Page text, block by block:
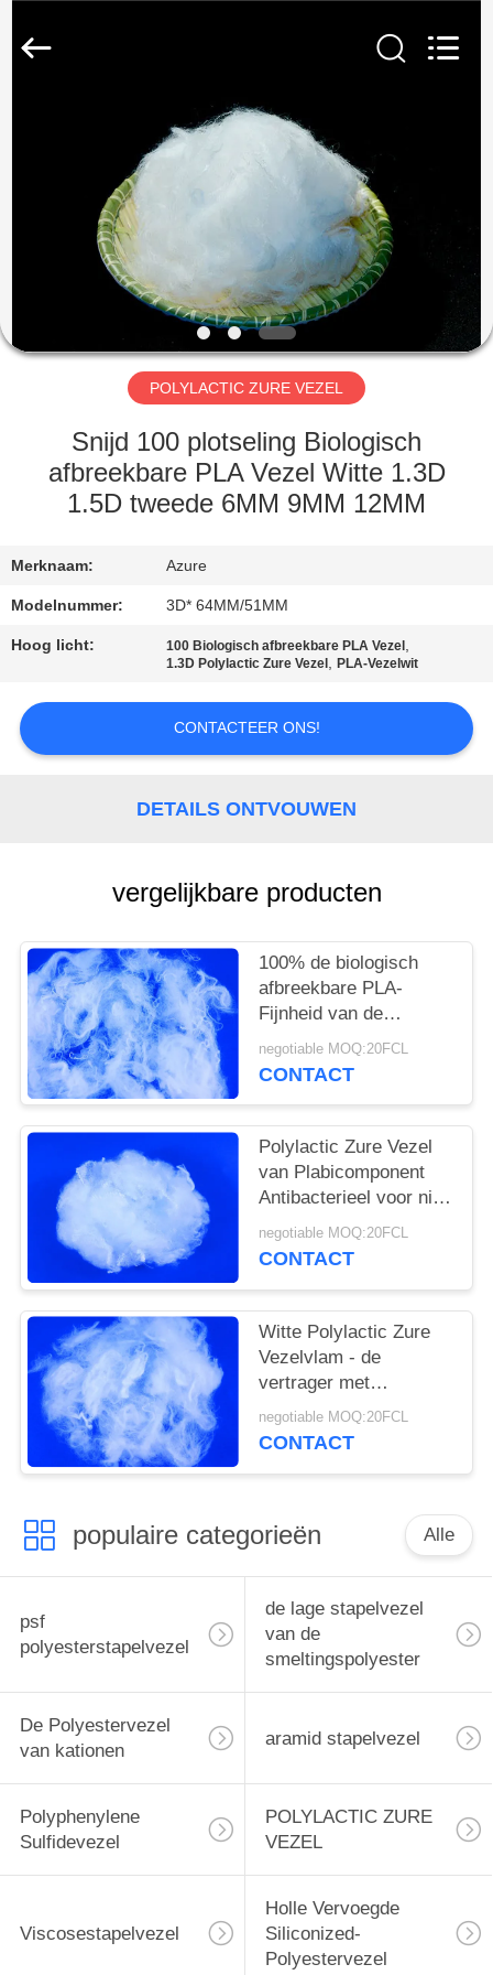
PRODUCTEN
VIDEOS
ONGEVEER
ONS
FABRIEKSREIS
KWALITEITSCONTROLE
CONTACTEER
ONS
GEVALLEN
SITEMAP
PRIVACY
CO.LTD.
POLYLACTIC ZURE VEZEL
Snijd 100 plotseling Biologisch
afbreekbare PLA Vezel Witte 1.3D
1.5D tweede 6MM 9MM 12MM
Merknaam: Azure
Modelnummer: 3D* 64MM/51MM
Hoog licht: 100 Biologisch afbreekbare PLA Vezel ,
1.3D Polylactic Zure Vezel ,PLA-Vezelwit
CONTACTEER ONS!
DETAILS ONTVOUWEN
vergelijkbare producten
100% de biologisch
afbreekbare PLA-
Fijnheid van de
Graanvezel 3d-15D
voor Hygiënemateriaal
negotiable MOQ:20FCL
CONTACT
Polylactic Zure Vezel
van Plabicomponent
Antibacterieel voor niet
- Geweven Stof
negotiable MOQ:20FCL
CONTACT
Witte Polylactic Zure
Vezelvlam - de
vertrager met
32MM102mm sneed
Lengte
negotiable MOQ:20FCL
CONTACT
populaire categorieën Alle
psf
polyesterstapelvezel
de lage stapelvezel
van de
smeltingspolyester
De Polyestervezel
van kationen
aramid stapelvezel
Polyphenylene
Sulfidevezel
POLYLACTIC ZURE
VEZEL
Viscosestapelvezel
Holle Vervoegde
Siliconized-
Polyestervezel